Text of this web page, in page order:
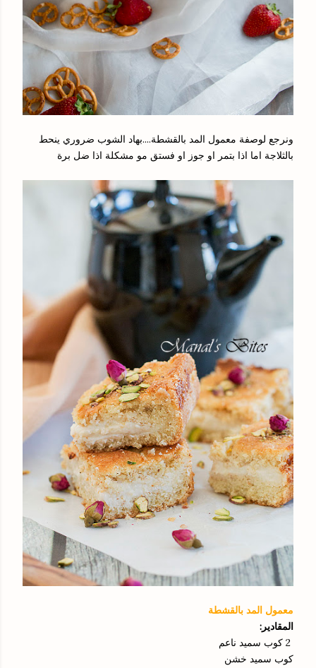
ونرجع لوصفة معمول المد بالقشطة....بهاد الشوب ضروري ينحط
بالثلاجة اما اذا بتمر او جوز او فستق مو مشكلة اذا ضل برة
معمول المد بالقشطة
المقادير:
كوب سميد خشن